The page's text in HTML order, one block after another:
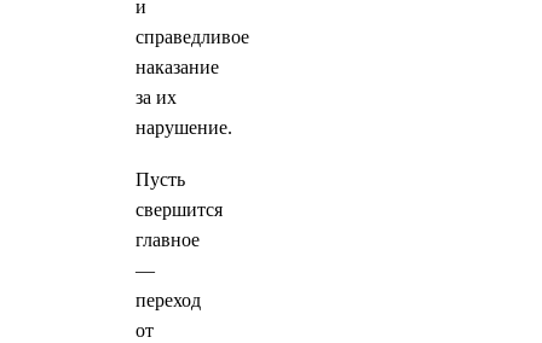
и
справедливое
наказание
за их
нарушение.
Пусть
свершится
главное
—
переход
от